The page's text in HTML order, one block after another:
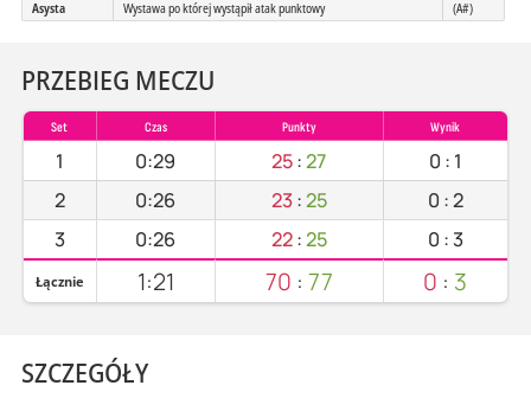
Asysta
Wystawa po której wystąpił atak punktowy (A#)
PRZEBIEG MECZU
Set Czas Punkty Wynik
1 0:29 25:27 0 : 1
2
0:26 23:25 0 :2
3
0:26 22:25 0 :3
Łącznie 1:21 70 : 77 0 : 3
SZCZEGÓŁY